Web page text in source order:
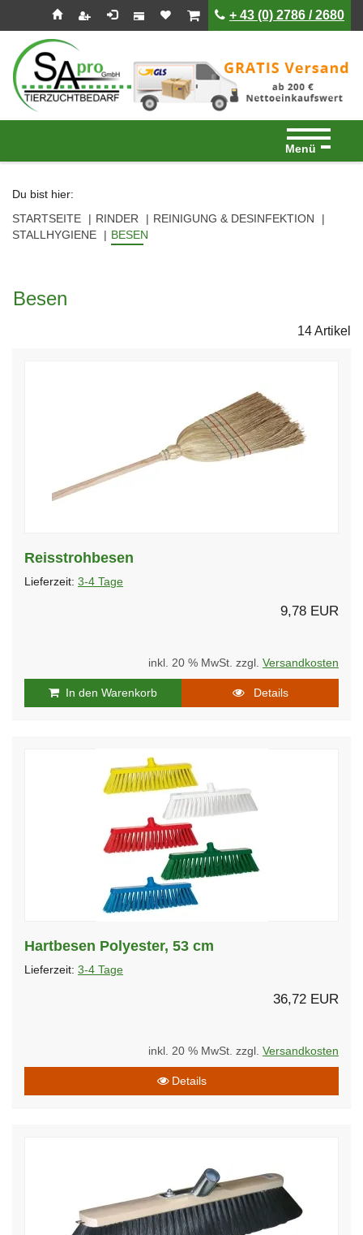
Seitenebreiche:
ist leerist leer+ 43 (0) 2786 / 2680
Menü
Du bist hier:
STARTSEITE
RINDER
REINIGUNG & DESINFEKTION
STALLHYGIENE
BESEN
Besen
14 Artikel
Reisstrohbesen
Lieferzeit: 3-4 Tage
9,78 EUR
inkl. 20 % MwSt. zzgl. Versandkosten
In den Warenkorb Details
Hartbesen Polyester, 53 cm
Lieferzeit: 3-4 Tage
36,72 EUR
inkl. 20 % MwSt. zzgl. Versandkosten
Details